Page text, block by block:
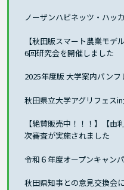
ノーザンハピネッツ・ハッ
【秋田版スマート農業モデ
6回研究会を開催しました
2025年度版 大学案内パンフ
秋田県立大学アグリフェス
【絶賛販売中！！！】【
次審査が実施されました
令和６年度オープンキャン
秋田県知事との意見交換会